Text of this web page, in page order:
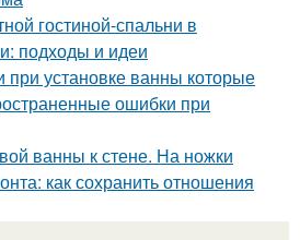
гостиной-спальни в
подходы и идеи
установке ванны которые
ошибки при
ванны к стене. На ножки
как сохранить отношения